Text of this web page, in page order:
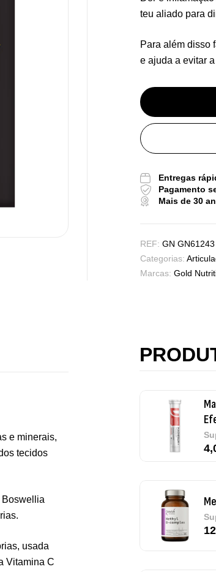
teu aliado para
Para além disso
e ajuda a evitar
Entregas
Pagamento
Mais de 30
REF: GN GN61243
Categorias:
Marcas: Gold
e minerais,
tecidos
Boswellia
usada
Vitamina C